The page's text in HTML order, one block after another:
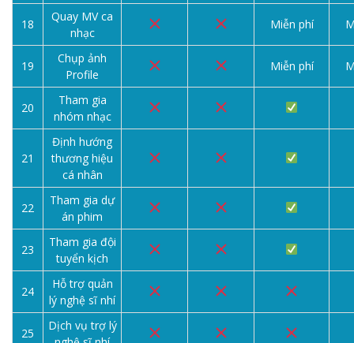
18
Quay MV ca
nhạc
Miễn phí
19
Chụp ảnh
Profile
Miễn phí
20
Tham gia
nhóm nhạc
21
Định hướng
thương hiệu
cá nhân
22
Tham gia dự
án phim
23
Tham gia đội
tuyển kịch
24
Hỗ trợ quản
lý nghệ sĩ nhí
25
Dịch vụ trợ lý